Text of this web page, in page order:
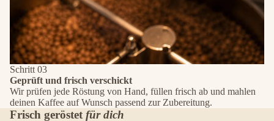
Schritt 03
Geprüft und frisch verschickt
Wir prüfen jede Röstung von Hand, füllen frisch ab und mahlen
deinen Kaffee auf Wunsch passend zur Zubereitung.
Frisch geröstet für dich